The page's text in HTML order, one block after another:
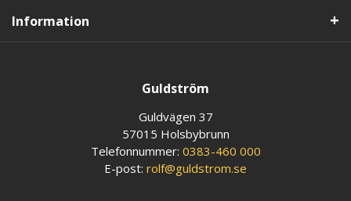
Information
Guldström
Guldvägen 37
57015 Holsbybrunn
Telefonnummer: 0383-460 000
E-post: rolf@guldstrom.se